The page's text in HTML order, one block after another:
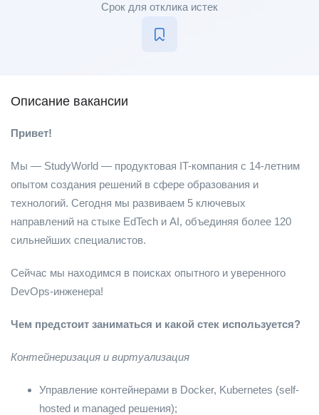
Срок для отклика истек
Описание вакансии
Привет!
Мы — StudyWorld — продуктовая IT-компания с 14-летним
опытом создания решений в сфере образования и
технологий. Сегодня мы развиваем 5 ключевых
направлений на стыке EdTech и AI, объединяя более 120
сильнейших специалистов.
Сейчас мы находимся в поисках опытного и уверенного
DevOps-инженера!
Чем предстоит заниматься и какой стек используется?
Контейнеризация и виртуализация
Управление контейнерами в Docker, Kubernetes (self-
hosted и managed решения);